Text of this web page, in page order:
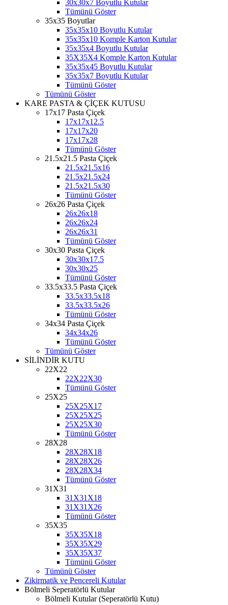
30x30x7 Boyutlu Kutular
Tümünü Göster
35x35 Boyutlar
35x35x10 Boyutlu Kutular
35x35x10 Komple Karton Kutular
35x35x4 Boyutlu Kutular
35X35X4 Komple Karton Kutular
35x35x45 Boyutlu Kutular
35x35x7 Boyutlu Kutular
Tümünü Göster
Tümünü Göster
KARE PASTA & ÇİÇEK KUTUSU
17x17 Pasta Çiçek
17x17x12.5
17x17x20
17x17x28
Tümünü Göster
21.5x21.5 Pasta Çiçek
21.5x21.5x16
21.5x21.5x24
21.5x21.5x30
Tümünü Göster
26x26 Pasta Çiçek
26x26x18
26x26x24
26x26x31
Tümünü Göster
30x30 Pasta Çiçek
30x30x17.5
30x30x25
Tümünü Göster
33.5x33.5 Pasta Çiçek
33.5x33.5x18
33.5x33.5x26
Tümünü Göster
34x34 Pasta Çiçek
34x34x26
Tümünü Göster
Tümünü Göster
SİLİNDİR KUTU
22X22
22X22X30
Tümünü Göster
25X25
25X25X17
25X25X25
25X25X30
Tümünü Göster
28X28
28X28X18
28X28X26
28X28X34
Tümünü Göster
31X31
31X31X18
31X31X26
Tümünü Göster
35X35
35X35X18
35X35X29
35X35X37
Tümünü Göster
Tümünü Göster
Zikirmatik ve Pencereli Kutular
Bölmeli Seperatörlü Kutular
Bölmeli Kutular (Seperatörlü Kutu)